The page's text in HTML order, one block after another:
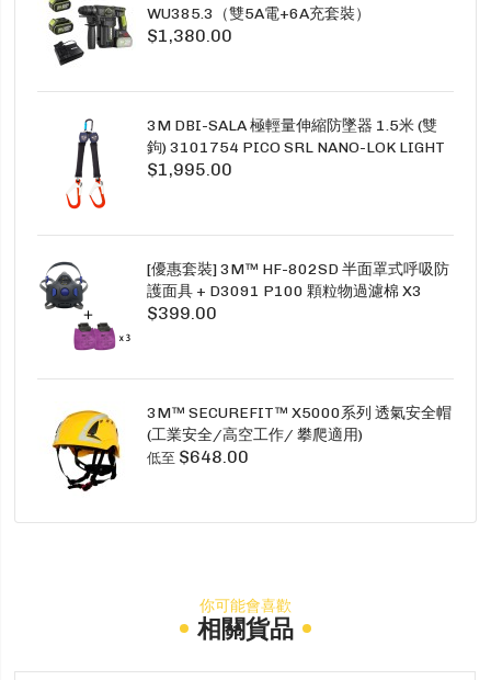
WU385.3（雙5A電+6A充套裝）
$1,380.00
3M DBI-SALA 極輕量伸縮防墜器 1.5米 (雙
鉤) 3101754 PICO SRL NANO-LOK LIGHT
1.5M TWINS
$1,995.00
[優惠套裝] 3M™ HF-802SD 半面罩式呼吸防
護面具 + D3091 P100 顆粒物過濾棉 X3
SECURE CLICK HF-802SD HF-800SD 系列
$399.00
3M™ SECUREFIT™ X5000系列 透氣安全帽
(工業安全/高空工作/ 攀爬適用)
低至 $648.00
你可能會喜歡
相關貨品